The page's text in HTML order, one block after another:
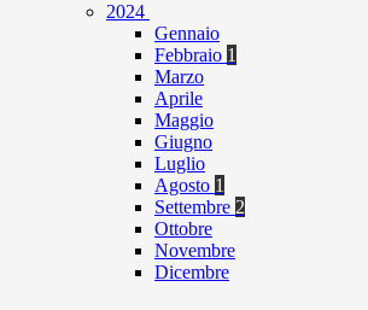
2024
Gennaio
Febbraio 1
Marzo
Aprile
Maggio
Giugno
Luglio
Agosto 1
Settembre 2
Ottobre
Novembre
Dicembre